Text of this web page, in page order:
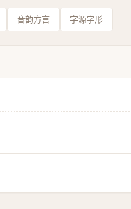
音韵方言 字源字形